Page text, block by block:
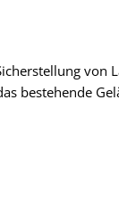
von
bestehende